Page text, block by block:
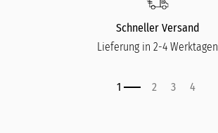
Schneller Versand
Lieferung in 2-4 Werktagen